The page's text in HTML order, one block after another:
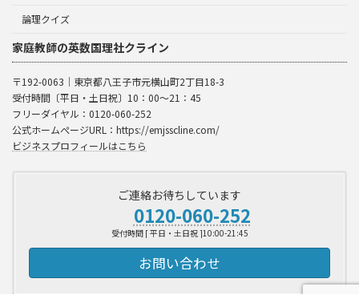
論理クイズ
家庭教師の英数国理社クライン
〒192-0063｜東京都八王子市元横山町2丁目18-3
受付時間〔平日・土日祝〕10：00～21：45
フリーダイヤル：0120-060-252
公式ホームぺージURL：https://emjsscline.com/
ビジネスプロフィールはこちら
ご連絡お待ちしています
0120-060-252
受付時間 [ 平日・土日祝 ]10:00-21:45
お問い合わせ